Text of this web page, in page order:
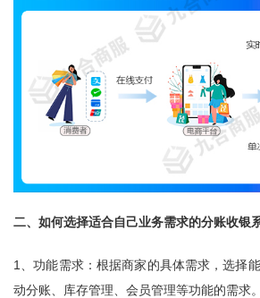
二、如何选择适合自己业务需求的分账收银
1、功能需求：根据商家的具体需求，选择
动分账、库存管理、会员管理等功能的需求。